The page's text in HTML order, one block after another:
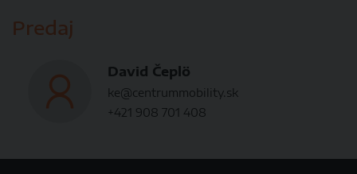
Predaj
David Čeplö
ke@centrummobility.sk
+421 908 701 408